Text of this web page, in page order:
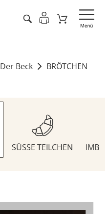
Der Beck
BRÖTCHEN
SÜSSE TEILCHEN